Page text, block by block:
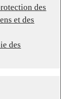
des
et des
des